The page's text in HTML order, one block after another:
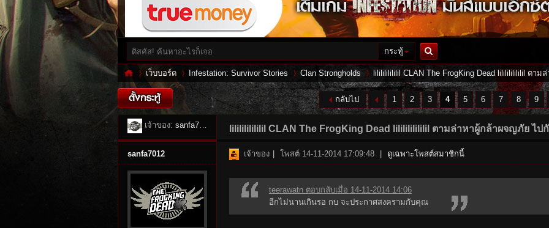
กระทู้
ค้นหา
Inf»
เว็บบอร์ด
›
Infestation: Survivor Stories
›
Clan Strongholds
›
lililililililil CLAN The FrogKing Dead lililililililil ตาม
1 2 3 4 5 6 7 8 9
กลับไป
เจ้าของ: sanfa7012 lililililililil CLAN The FrogKing Dead lililililililil ตามล่าหาผู้กล้าผจญภัย ไปกั
sanfa7012 เจ้าของ โพสต์ 14-11-2014 17:09:48 ดูเฉพาะโพสต์สมาชิกนี้
teerawatn ตอบกลับเมื่อ 14-11-2014 14:06
อีกไม่นานเกินรอ กบ จะประกาศสงครามกับคุณ